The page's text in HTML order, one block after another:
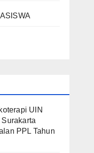
UIN
PPL Tahun